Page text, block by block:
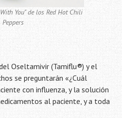
You" de los Red Hot Chili
Peppers
Oseltamivir (Tamiflu®) y el
se preguntarán «¿Cuál
con influenza, y la solución
al paciente, y a toda